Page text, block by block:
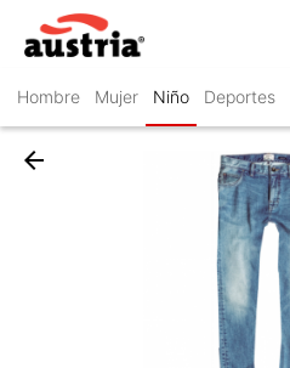
Hombre Mujer Niño Deportes
arrow_back